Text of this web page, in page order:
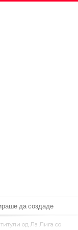
да создаде
го направи тоа што
од Ла Лига со